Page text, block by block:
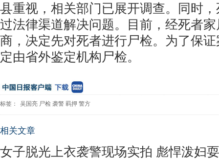
县重视，相关部门已展开调查。同时
过法律渠道解决问题。目前，经死者
商，决定先对死者进行尸检。为了保
定由省外鉴定机构尸检。
标签： 吴国亮 尸检 袭警 羁押 警方
相关文章
女子脱光上衣袭警现场实拍 彪悍泼妇